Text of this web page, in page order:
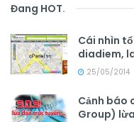
Đang HOT.
Cái nhìn
diadiem,
25/05/2014
Cảnh báo
Group)